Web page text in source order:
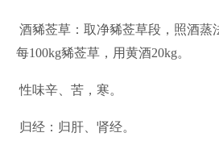
酒豨莶草：取净豨莶草段，照酒蒸
每100kg豨莶草，用黄酒20kg。
性味辛、苦，寒。
归经：归肝、肾经。